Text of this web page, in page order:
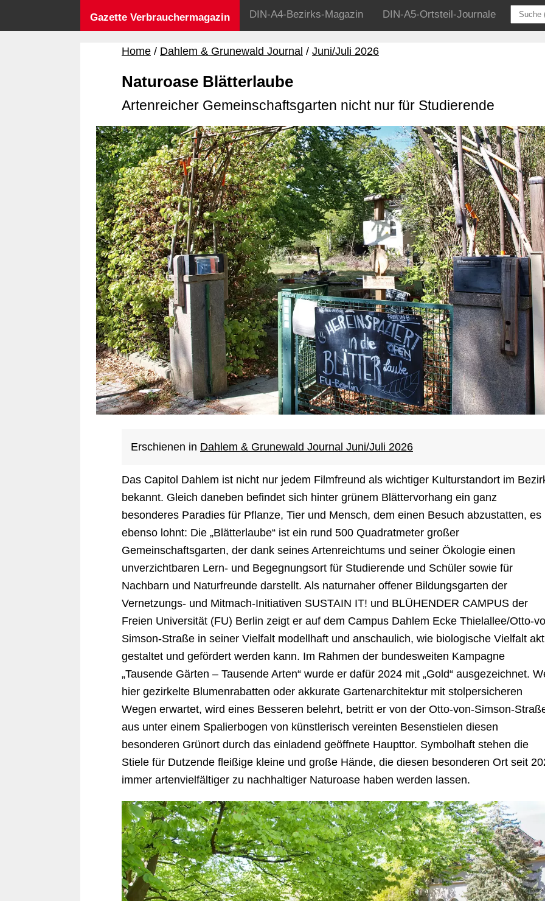
Gazette Verbrauchermagazin DIN-A4-Bezirks-Magazin DIN-A5-Ortsteil-Journale
Home Dahlem & Grunewald Journal Juni/Juli 2026
Naturoase Blätterlaube
Artenreicher Gemeinschaftsgarten nicht nur für Studierende
Erschienen in Dahlem & Grunewald Journal Juni/Juli 2026
Das Capitol Dahlem ist nicht nur jedem Filmfreund als wichtiger Kulturstandort im
bekannt. Gleich daneben befindet sich hinter grünem Blättervorhang ein ganz
besonderes Paradies für Pflanze, Tier und Mensch, dem einen Besuch abzustatten, es
ebenso lohnt: Die „Blätterlaube“ ist ein rund 500 Quadratmeter großer
Gemeinschaftsgarten, der dank seines Artenreichtums und seiner Ökologie einen
unverzichtbaren Lern- und Begegnungsort für Studierende und Schüler sowie für
Nachbarn und Naturfreunde darstellt. Als naturnaher offener Bildungsgarten der
Vernetzungs- und Mitmach-Initiativen ­SUSTAIN IT! und BLÜHENDER CAMPUS der
Freien Universität (FU) Berlin zeigt er auf dem Campus Dahlem Ecke Thielallee/Otto-
Simson-Straße in seiner Vielfalt modellhaft und anschaulich, wie biologische Vielfalt
gestaltet und gefördert werden kann. Im Rahmen der bundesweiten Kampagne
„Tausende Gärten – Tausende Arten“ wurde er dafür 2024 mit „Gold“ ausgezeichnet.
hier gezirkelte Blumenrabatten oder akkurate Gartenarchitektur mit stolpersicheren
Wegen erwartet, wird eines Besseren belehrt, betritt er von der Otto-von-Simson-
aus unter einem Spalierbogen von künstlerisch vereinten Besenstielen diesen
besonderen Grünort durch das einladend geöffnete Haupttor. Symbolhaft stehen die
Stiele für Dutzende fleißige kleine und große Hände, die diesen besonderen Ort seit
immer artenvielfältiger zu nachhaltiger Naturoase haben werden lassen.